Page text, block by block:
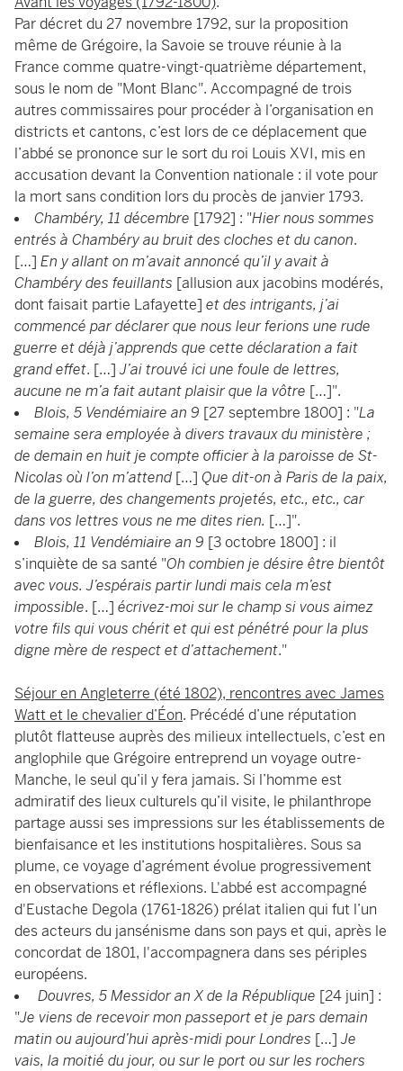
Par décret du 27 novembre 1792, sur la proposition
même de Grégoire, la Savoie se trouve réunie à la
France comme quatre-vingt-quatrième département,
sous le nom de "Mont Blanc". Accompagné de trois
autres commissaires pour procéder à l’organisation en
districts et cantons, c’est lors de ce déplacement que
l’abbé se prononce sur le sort du roi Louis XVI, mis en
accusation devant la Convention nationale : il vote pour
la mort sans condition lors du procès de janvier 1793.
Chambéry, 11 décembre [1792] : "Hier nous sommes
entrés à Chambéry au bruit des cloches et du canon.
[…] En y allant on m’avait annoncé qu’il y avait à
Chambéry des feuillants [allusion aux jacobins modérés,
dont faisait partie Lafayette] et des intrigants, j’ai
commencé par déclarer que nous leur ferions une rude
guerre et déjà j’apprends que cette déclaration a fait
grand effet. […]J’ai trouvé ici une foule de lettres,
aucune ne m’a fait autant plaisir que la vôtre […]".
Blois, 5 Vendémiaire an 9 [27 septembre 1800] : "La
semaine sera employée à divers travaux du ministère ;
de demain en huit je compte officier à la paroisse de St-
Nicolas où l’on m’attend […] Que dit-on à Paris de la paix,
de la guerre, des changements projetés, etc., etc., car
dans vos lettres vous ne me dites rien. […]".
Blois, 11 Vendémiaire an 9 [3 octobre 1800] : il
s’inquiète de sa santé "Oh combien je désire être bientôt
avec vous. J’espérais partir lundi mais cela m’est
impossible. […] écrivez-moi sur le champ si vous aimez
votre fils qui vous chérit et qui est pénétré pour la plus
digne mère de respect et d’attachement."
Séjour en Angleterre (été 1802), rencontres avec James
Watt et le chevalier d’Éon. Précédé d’une réputation
plutôt flatteuse auprès des milieux intellectuels, c’est en
anglophile que Grégoire entreprend un voyage outre-
Manche, le seul qu’il y fera jamais. Si l’homme est
admiratif des lieux culturels qu’il visite, le philanthrope
partage aussi ses impressions sur les établissements de
bienfaisance et les institutions hospitalières. Sous sa
plume, ce voyage d’agrément évolue progressivement
en observations et réflexions. L'abbé est accompagné
d'Eustache Degola (1761-1826) prélat italien qui fut l’un
des acteurs du jansénisme dans son pays et qui, après le
concordat de 1801, l'accompagnera dans ses périples
européens.
Douvres, 5 Messidor an X de la République [24 juin] :
"Je viens de recevoir mon passeport et je pars demain
matin ou aujourd’hui après-midi pour Londres […]Je
vais, la moitié du jour, ou sur le port ou sur les rochers